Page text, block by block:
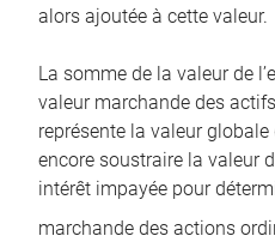
alors ajoutée à cette valeur.
La somme de la valeur de
valeur marchande des
représente la valeur globale
encore soustraire la valeur
intérêt impayée pour
marchande des actions